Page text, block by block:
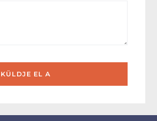
KÜLDJE EL A